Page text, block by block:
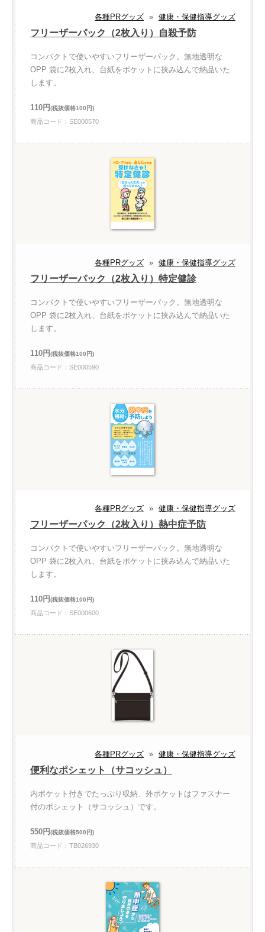
各種PRグッズ » 健康・保健指導グッズ
フリーザーパック（2枚入り）自殺予防
コンパクトで使いやすいフリーザーパック。無地透明な
OPP 袋に2枚入れ、台紙をポケットに挟み込んで納品いた
します。
110円(税抜価格100円)
商品コード：SE000570
各種PRグッズ » 健康・保健指導グッズ
フリーザーパック（2枚入り）特定健診
コンパクトで使いやすいフリーザーパック。無地透明な
OPP 袋に2枚入れ、台紙をポケットに挟み込んで納品いた
します。
110円(税抜価格100円)
商品コード：SE000590
各種PRグッズ » 健康・保健指導グッズ
フリーザーパック（2枚入り）熱中症予防
コンパクトで使いやすいフリーザーパック。無地透明な
OPP 袋に2枚入れ、台紙をポケットに挟み込んで納品いた
します。
110円(税抜価格100円)
商品コード：SE000600
各種PRグッズ » 健康・保健指導グッズ
便利なポシェット（サコッシュ）
内ポケット付きでたっぷり収納、外ポケットはファスナー
付のポシェット（サコッシュ）です。
550円(税抜価格500円)
商品コード：TB026930